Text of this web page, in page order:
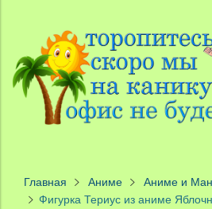
Главная Аниме
Аниме и
Фигурка Териус из аниме